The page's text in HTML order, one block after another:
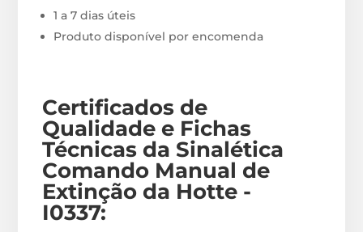
1 a 7 dias úteis
Produto disponível por encomenda
Certificados de
Qualidade e Fichas
Técnicas da Sinalética
Comando Manual de
Extinção da Hotte -
I0337: